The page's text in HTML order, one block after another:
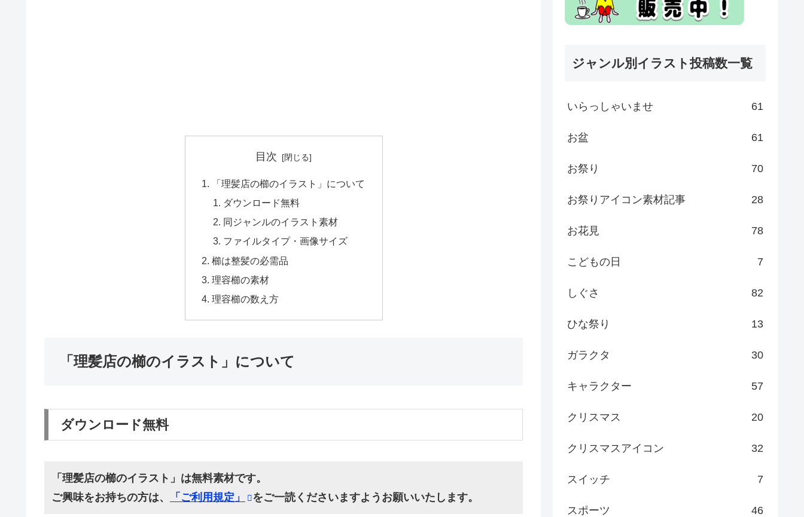
目次
「理髪店の櫛のイラスト」について
ダウンロード無料
同ジャンルのイラスト素材
ファイルタイプ・画像サイズ
櫛は整髪の必需品
理容櫛の素材
理容櫛の数え方
「理髪店の櫛のイラスト」について
ダウンロード無料
「理髪店の櫛のイラスト」は無料素材です。
ご興味をお持ちの方は、
「ご利用規定」 をご一読くださいますようお願いいたします。
ジャンル別イラスト投稿数一覧
いらっしゃいませ 61
お盆 61
お祭り 70
お祭りアイコン素材記事 28
お花見 78
こどもの日 7
しぐさ 82
ひな祭り 13
ガラクタ 30
キャラクター 57
クリスマス 20
クリスマスアイコン 32
スイッチ 7
スポーツ 46